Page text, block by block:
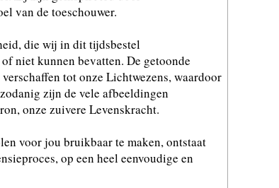
van de toeschouwer.
die wij in dit tijdsbestel
niet kunnen bevatten. De getoonde
tot onze Lichtwezens, waardoor
zijn de vele afbeeldingen
onze zuivere Levenskracht.
voor jou bruikbaar te maken, ontstaat
op een heel eenvoudige en